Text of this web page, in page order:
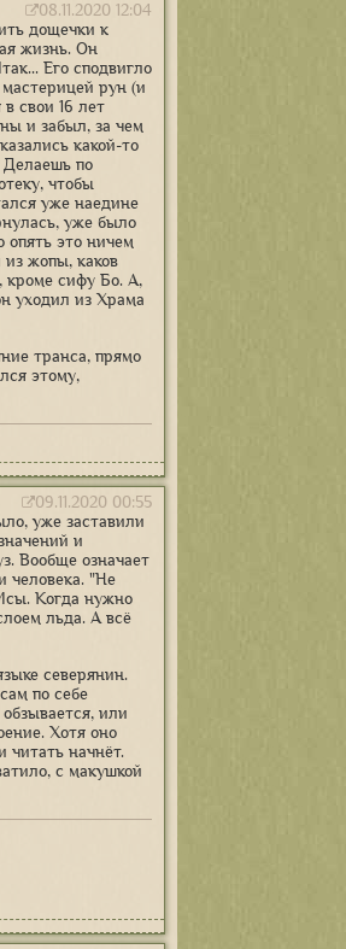
08.11.2020 12:04
дощечки к
жизнь. Он
Его сподвигло
рун (и
свои 16 лет
и забыл, за чем
какой-то
Делаешь по
чтобы
уже наедине
уже было
опять это ничем
из жопы, каков
кроме сифу Бо. А,
уходил из Храма
транса, прямо
этому,
09.11.2020 00:55
уже заставили
и
Вообще означает
человека. "Не
Когда нужно
льда. А всё
северянин.
по себе
или
Хотя оно
читать начнёт.
с макушкой